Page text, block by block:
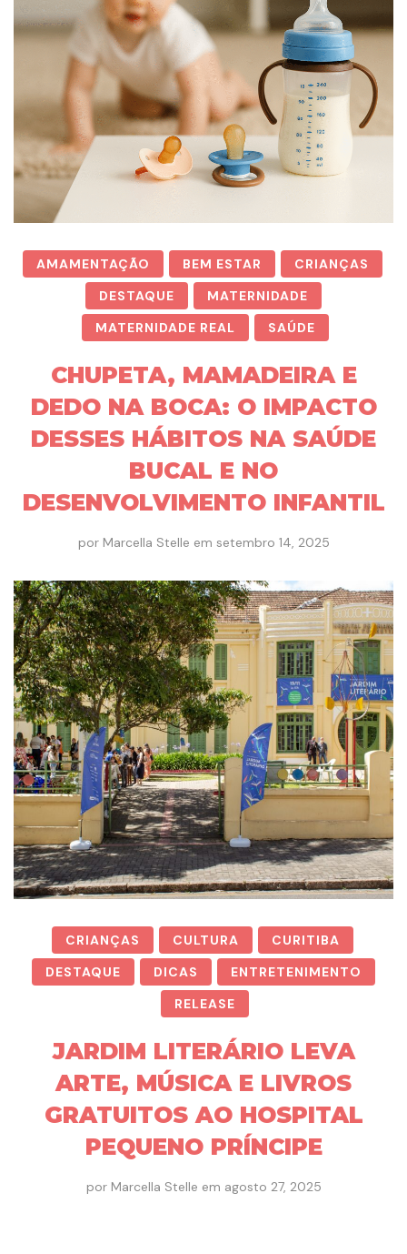
AMAMENTAÇÃO BEM ESTAR
CRIANÇAS
DESTAQUE
MATERNIDADE
MATERNIDADE REAL
SAÚDE
CHUPETA, MAMADEIRA E
DEDO NA BOCA: O IMPACTO
DESSES HÁBITOS NA SAÚDE
BUCAL E NO
DESENVOLVIMENTO INFANTIL
por Marcella Stelle em setembro 14, 2025
CRIANÇAS CULTURA
CURITIBA
DESTAQUE
DICAS
ENTRETENIMENTO
RELEASE
JARDIM LITERÁRIO LEVA
ARTE, MÚSICA E LIVROS
GRATUITOS AO HOSPITAL
PEQUENO PRÍNCIPE
por Marcella Stelle em agosto 27, 2025